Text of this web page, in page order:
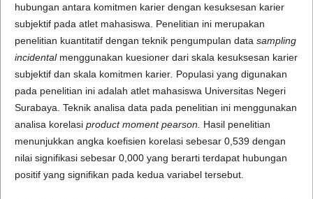
hubungan antara komitmen karier dengan kesuksesan karier
subjektif pada atlet mahasiswa. Penelitian ini merupakan
penelitian kuantitatif dengan teknik pengumpulan data sampling
incidental menggunakan kuesioner dari skala kesuksesan karier
subjektif dan skala komitmen karier. Populasi yang digunakan
pada penelitian ini adalah atlet mahasiswa Universitas Negeri
Surabaya. Teknik analisa data pada penelitian ini menggunakan
analisa korelasi product moment pearson. Hasil penelitian
menunjukkan angka koefisien korelasi sebesar 0,539 dengan
nilai signifikasi sebesar 0,000 yang berarti terdapat hubungan
positif yang signifikan pada kedua variabel tersebut.